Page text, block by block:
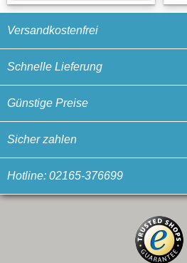
Versandkostenfrei
Schnelle Lieferung
Günstige Preise
Sicher zahlen
Hotline: 02165-376699